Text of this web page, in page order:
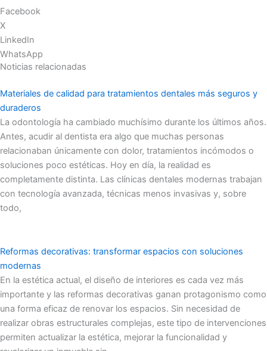
Facebook
X
LinkedIn
WhatsApp
Noticias relacionadas
Materiales de calidad para tratamientos dentales más seguros y
duraderos
La odontología ha cambiado muchísimo durante los últimos años.
Antes, acudir al dentista era algo que muchas personas
relacionaban únicamente con dolor, tratamientos incómodos o
soluciones poco estéticas. Hoy en día, la realidad es
completamente distinta. Las clínicas dentales modernas trabajan
con tecnología avanzada, técnicas menos invasivas y, sobre
todo,
Reformas decorativas: transformar espacios con soluciones
modernas
En la estética actual, el diseño de interiores es cada vez más
importante y las reformas decorativas ganan protagonismo como
una forma eficaz de renovar los espacios. Sin necesidad de
realizar obras estructurales complejas, este tipo de intervenciones
permiten actualizar la estética, mejorar la funcionalidad y